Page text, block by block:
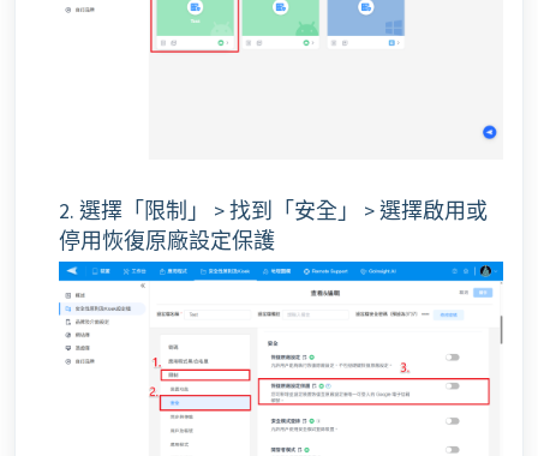
2. 選擇「限制」 > 找到「安全」 > 選擇啟用或
停用恢復原廠設定保護